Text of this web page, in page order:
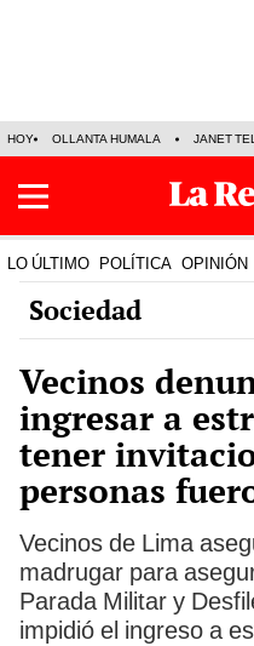
HOY OLLANTA HUMALA JANET
LO ÚLTIMO POLÍTICA OPINIÓN
Sociedad
Vecinos
ingresar a
tener
personas
Vecinos de Lima
madrugar para
Parada Militar y
impidió el ingreso a